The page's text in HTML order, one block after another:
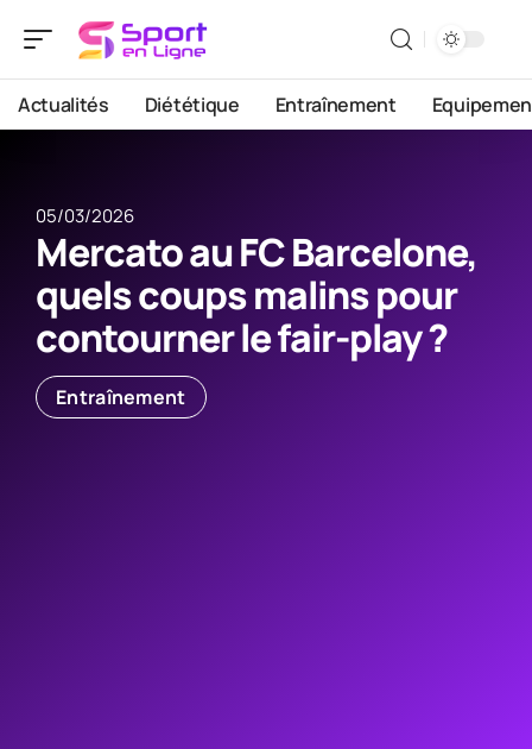
Actualités Diététique Entraînement
05/03/2026
Mercato au FC Barcelone,
quels coups malins pour
contourner le fair-play ?
Entraînement